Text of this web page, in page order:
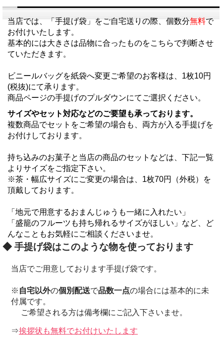
当店では、「手提げ袋」をご自宅送りの際、個数分無料で
お付けいたします。
基本的には大きさは品物に合ったものをこちらで判断させ
ていただきます。
ビニールバッグを紙袋へ変更ご希望のお客様は、1枚10円
(税抜)にて承ります。
商品ページの手提げのプルダウンにてご選択ください。
サイズやセット対応などのご要望も承っております。
複数商品でセットをご希望の場合も、両方が入る手提げを
お付けしております。
持ち込みのお菓子と当店の商品のセットなどは、下記一覧
よりサイズをご指定下さい。
※茶・幅広サイズにご変更の場合は、1枚70円（外税）を
頂戴しております。
「地元で用意するおまんじゅうも一緒に入れたい」
「盛籠のフルーツも持ち帰れるサイズがほしい」など、ど
んなこともお気軽にご相談くださいませ。
◆ 手提げ袋はこのような物を使っております
当店でご用意しております手提げ袋です。
※ 自宅以外の個別配送で品数一点の場合には基本的に未
付属です。
ご希望される方は備考欄にご記入下さいませ。
⇒挨拶状も無料でお付けいたします